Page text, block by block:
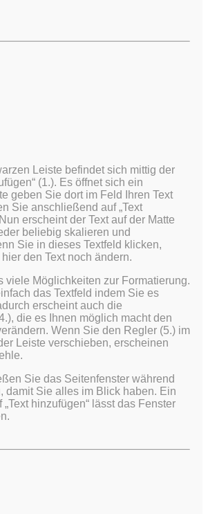
Leiste befindet sich mittig der
(1.). Es öffnet sich ein
geben Sie dort im Feld Ihren Text
Sie anschließend auf „Text
erscheint der Text auf der Matte
beliebig skalieren und
Sie in dieses Textfeld klicken,
den Text noch ändern.
viele Möglichkeiten zur Formatierung.
das Textfeld indem Sie es
erscheint auch die
die es Ihnen möglich macht den
Wenn Sie den Regler (5.) im
Leiste verschieben, erscheinen
Sie das Seitenfenster während
damit Sie alles im Blick haben. Ein
hinzufügen“ lässt das Fenster